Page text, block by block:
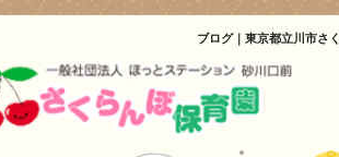
ブログ｜東京都立川市さ